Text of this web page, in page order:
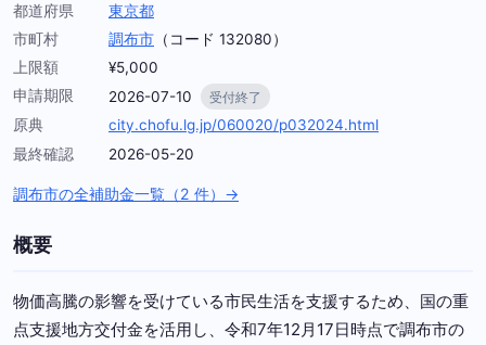
都道府県
東京都
市町村
調布市 （コード 132080）
上限額
¥5,000
申請期限
2026-07-10 受付終了
原典
city.chofu.lg.jp/060020/p032024.html
最終確認
2026-05-20
調布市の全補助金一覧（2 件）→
概要
物価高騰の影響を受けている市民生活を支援するため、国の重
点支援地方交付金を活用し、令和7年12月17日時点で調布市の